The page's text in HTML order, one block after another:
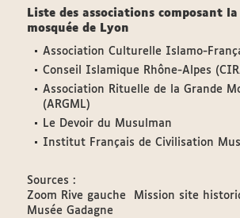
Liste des associations composant
mosquée de Lyon
Association Culturelle Islamo-
Conseil Islamique Rhône-Alpes
Association Rituelle de la Grande
(ARGML)
Le Devoir du Musulman
Institut Français de Civilisation
Sources :
Zoom Rive gauche  Mission site
Musée Gadagne